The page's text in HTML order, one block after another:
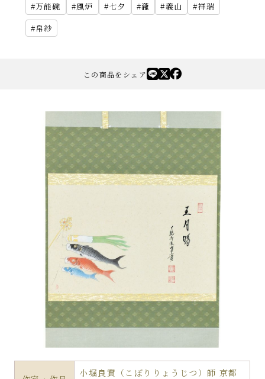
万能碗
風炉 七夕 瀧 義山
祥瑞
帛紗
この商品をシェア
小堀良實（こぼりりょうじつ）師 京都